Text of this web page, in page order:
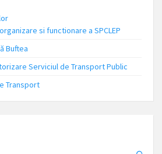
si functionare a SPCLEP
Buftea
Serviciul de Transport Public
Transport